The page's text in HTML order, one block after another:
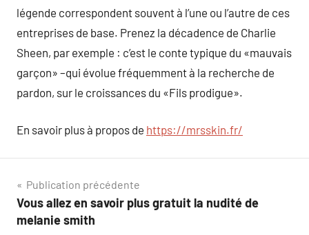
légende correspondent souvent à l’une ou l’autre de ces
entreprises de base. Prenez la décadence de Charlie
Sheen, par exemple : c’est le conte typique du «mauvais
garçon» –qui évolue fréquemment à la recherche de
pardon, sur le croissances du «Fils prodigue».
En savoir plus à propos de https://mrsskin.fr/
Navigation
de
Publication précédente
Vous allez en savoir plus gratuit la nudité de
melanie smith